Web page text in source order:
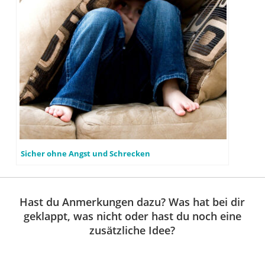
Sicher ohne Angst und Schrecken
Hast du Anmerkungen dazu? Was hat bei dir
geklappt, was nicht oder hast du noch eine
zusätzliche Idee?